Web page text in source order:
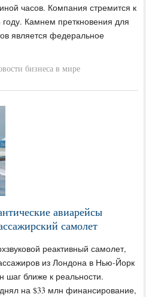
часов. Компания стремится к
году. Камнем преткновения для
является федеральное
бизнеса в мире
авиарейсы
самолет
реактивный самолет,
из Лондона в Нью-Йорк
шаг ближе к реальности.
на $33 млн финансирование,